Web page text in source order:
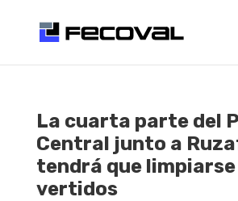
La cuarta parte del
Central junto a
tendrá que limpiarse
vertidos